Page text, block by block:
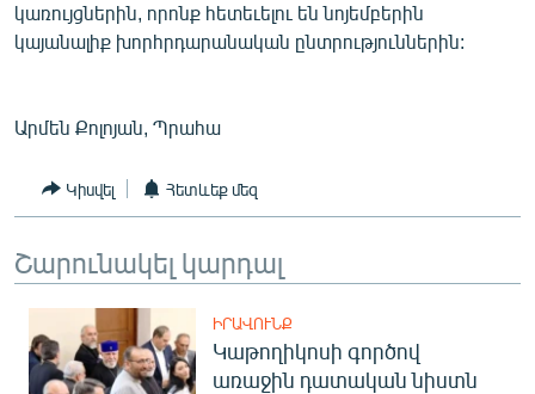
կառույցներին, որոնք հետեւելու են նոյեմբերին
կայանալիք խորհրդարանական ընտրություններին:
Արմեն Քոլոյան, Պրահա
Կիսվել Հետևեք մեզ
Շարունակել կարդալ
ԻՐԱՎՈՒՆՔ
Կաթողիկոսի գործով
առաջին դատական նիստն